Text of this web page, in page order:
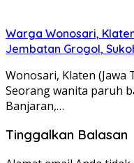
Warga Wonosari,
Jembatan Grogol,
Wonosari, Klaten (Jawa
Seorang wanita paruh
Banjaran,…
Tinggalkan Balasan